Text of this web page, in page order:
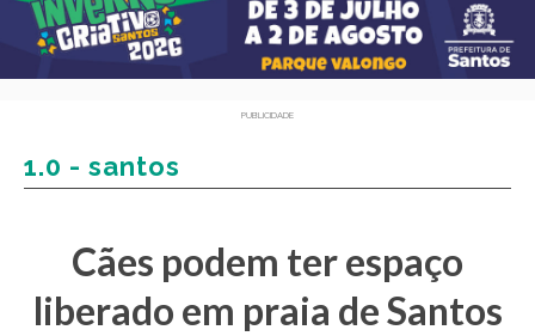
PUBLICIDADE
1.0 - santos
Cães podem ter espaço
liberado em praia de Santos